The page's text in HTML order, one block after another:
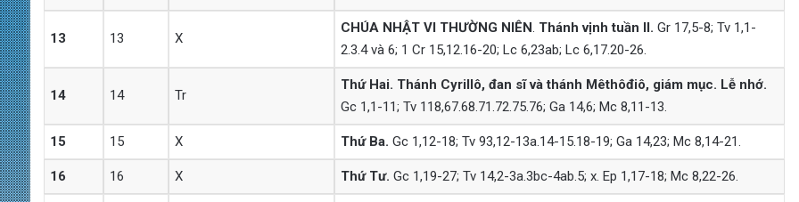
13 13 X
CHÚA NHẬT VI THƯỜNG NIÊN. Thánh vịnh tuần II. Gr 17,5-8; Tv 1,1-
2.3.4 và 6; 1 Cr 15,12.16-20; Lc 6,23ab; Lc 6,17.20-26.
14 14 Tr
Thứ Hai. Thánh Cyrillô, đan sĩ và thánh Mêthôđiô, giám mục. Lễ nhớ.
Gc 1,1-11; Tv 118,67.68.71.72.75.76; Ga 14,6; Mc 8,11-13.
15 15 X Thứ Ba. Gc 1,12-18; Tv 93,12-13a.14-15.18-19; Ga 14,23; Mc 8,14-21.
16 16 X Thứ Tư. Gc 1,19-27; Tv 14,2-3a.3bc-4ab.5; x. Ep 1,17-18; Mc 8,22-26.